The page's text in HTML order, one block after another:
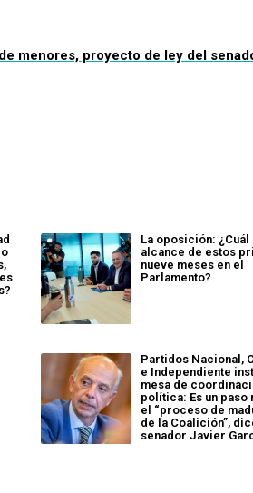
menores, proyecto de ley del
La oposición: ¿Cuál
alcance de estos
nueve meses en el
Parlamento?
Partidos Nacional,
e Independiente
mesa de
política: Es un paso
el “proceso de
de la Coalición”,
senador Javier